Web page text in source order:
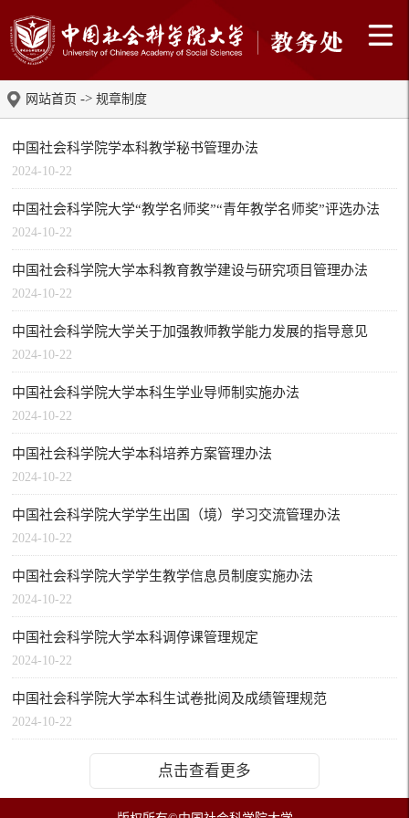
网站首页 -> 规章制度
中国社会科学院学本科教学秘书管理办法
2024-10-22
中国社会科学院大学“教学名师奖”“青年教学名师奖”评选办法
2024-10-22
中国社会科学院大学本科教育教学建设与研究项目管理办法
2024-10-22
中国社会科学院大学关于加强教师教学能力发展的指导意见
2024-10-22
中国社会科学院大学本科生学业导师制实施办法
2024-10-22
中国社会科学院大学本科培养方案管理办法
2024-10-22
中国社会科学院大学学生出国（境）学习交流管理办法
2024-10-22
中国社会科学院大学学生教学信息员制度实施办法
2024-10-22
中国社会科学院大学本科调停课管理规定
2024-10-22
中国社会科学院大学本科生试卷批阅及成绩管理规范
2024-10-22
点击查看更多